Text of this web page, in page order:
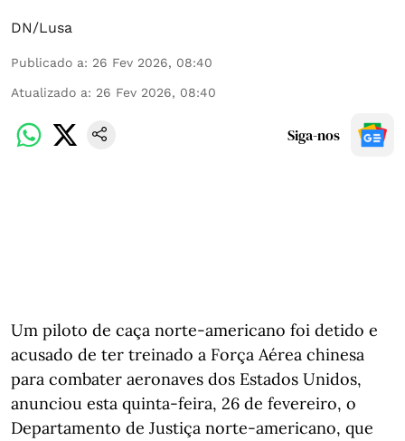
DN/Lusa
Publicado a: 26 Fev 2026, 08:40
Atualizado a: 26 Fev 2026, 08:40
Siga-nos
Um piloto de caça norte-americano foi detido e
acusado de ter treinado a Força Aérea chinesa
para combater aeronaves dos Estados Unidos,
anunciou esta quinta-feira, 26 de fevereiro, o
Departamento de Justiça norte-americano, que